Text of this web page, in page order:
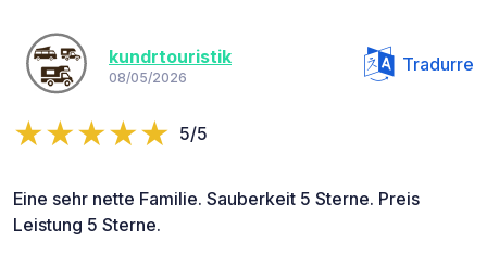
kundrtouristik
08/05/2026
Tradurre
5/5
Eine sehr nette Familie. Sauberkeit 5 Sterne. Preis
Leistung 5 Sterne.